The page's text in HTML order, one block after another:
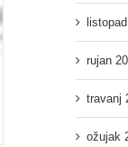
rujan
travanj
ožujak